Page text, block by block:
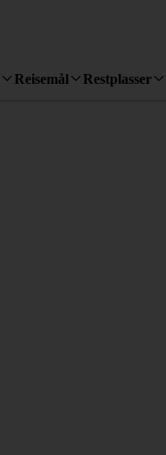
Reisemål Restplasser